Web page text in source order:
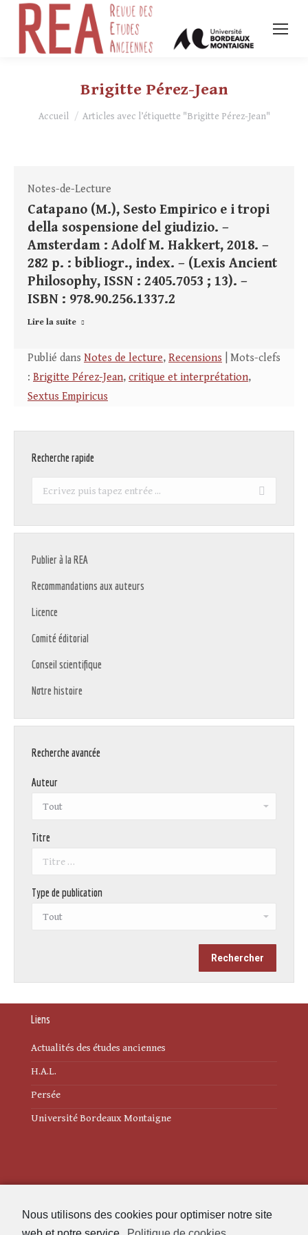
Nous utilisons des cookies pour optimiser notre site
Brigitte Pérez-Jean
Vous êtes ici :
Accueil Articles avec l’étiquette "Brigitte Pérez-Jean"
Notes-de-Lecture
Catapano (M.), Sesto Empirico e i tropi
della sospensione del giudizio. –
Amsterdam : Adolf M. Hakkert, 2018. –
282 p. : bibliogr., index. – (Lexis Ancient
Philosophy, ISSN : 2405.7053 ; 13). –
ISBN : 978.90.256.1337.2
Lire la suite
Publié dans Notes de lecture, Recensions | Mots-clefs
: Brigitte Pérez-Jean, critique et interprétation,
Sextus Empiricus
Recherche rapide
Recherche
Publier à la REA
Recommandations aux auteurs
Licence
Comité éditorial
Conseil scientifique
Notre histoire
Recherche avancée
Auteur
Titre
Type de publication
Liens
Actualités des études anciennes
H.A.L.
Persée
Université Bordeaux Montaigne
Politique de cookies (UE)